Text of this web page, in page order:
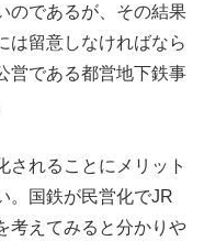
のであるが、その結果
は留意しなければなら
営である都営地下鉄事
されることにメリット
。国鉄が民営化でJR
考えてみると分かりや